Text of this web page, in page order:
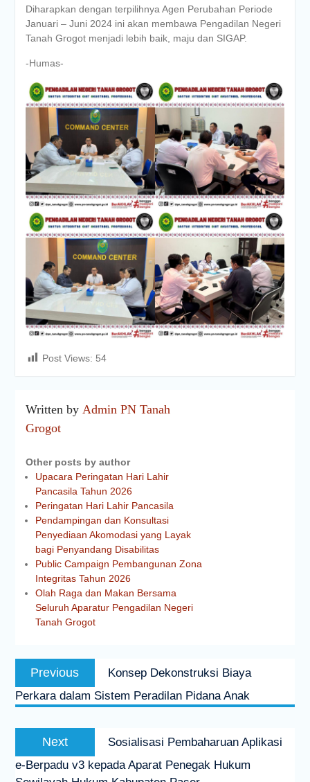
Diharapkan dengan terpilihnya Agen Perubahan Periode
Januari – Juni 2024 ini akan membawa Pengadilan Negeri
Tanah Grogot menjadi lebih baik, maju dan SIGAP.
-Humas-
Post Views: 54
Written by Admin PN Tanah
Grogot
Other posts by author
Upacara Peringatan Hari Lahir
Pancasila Tahun 2026
Peringatan Hari Lahir Pancasila
Pendampingan dan Konsultasi
Penyediaan Akomodasi yang Layak
bagi Penyandang Disabilitas
Public Campaign Pembangunan Zona
Integritas Tahun 2026
Olah Raga dan Makan Bersama
Seluruh Aparatur Pengadilan Negeri
Tanah Grogot
Previous
Konsep Dekonstruksi Biaya
Perkara dalam Sistem Peradilan Pidana Anak
Next
Sosialisasi Pembaharuan Aplikasi
e-Berpadu v3 kepada Aparat Penegak Hukum